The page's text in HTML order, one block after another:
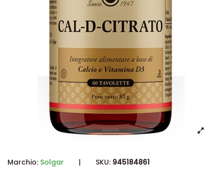
Marchio: Solgar | SKU: 945184861